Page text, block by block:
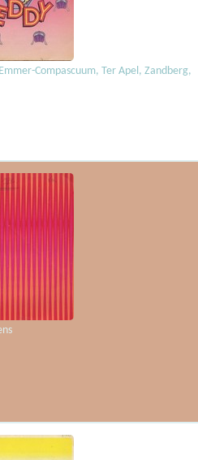
Compascuum, Ter Apel, Zandberg,